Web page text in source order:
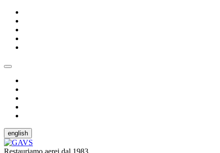
english
Restauriamo aerei dal 1983